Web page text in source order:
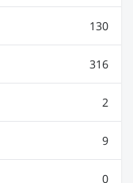
130
316
2
9
0